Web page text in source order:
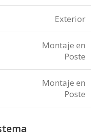
Exterior
Montaje en
Poste
Montaje en
Poste